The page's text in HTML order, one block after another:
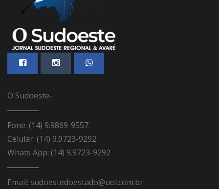
O Sudoeste-
Fone: (14) 9.9869-9557
Celular: (14) 9.9723-9292
Whats App: (14) 9.9723-9292
Email: sudoestedoestado@uol.com.br